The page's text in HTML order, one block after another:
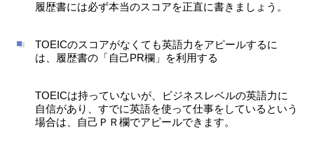
履歴書には必ず本当のスコアを正直に書きましょう。
TOEICのスコアがなくても英語力をアピールするに
は、履歴書の「自己PR欄」を利用する
TOEICは持っていないが、ビジネスレベルの英語力に
自信があり、すでに英語を使って仕事をしているという
場合は、自己ＰＲ欄でアピールできます。